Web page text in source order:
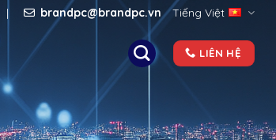
| brandpc@brandpc.vn Tiếng Việt
LIÊN HỆ